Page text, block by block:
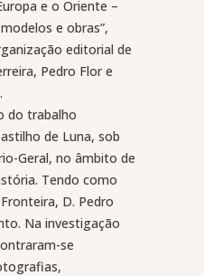
e o Oriente –
e obras”,
editorial de
Pedro Flor e
do trabalho
de Luna, sob
Geral, no âmbito de
Tendo como
D. Pedro
Na investigação
se